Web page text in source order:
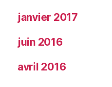
janvier 2017
juin 2016
avril 2016